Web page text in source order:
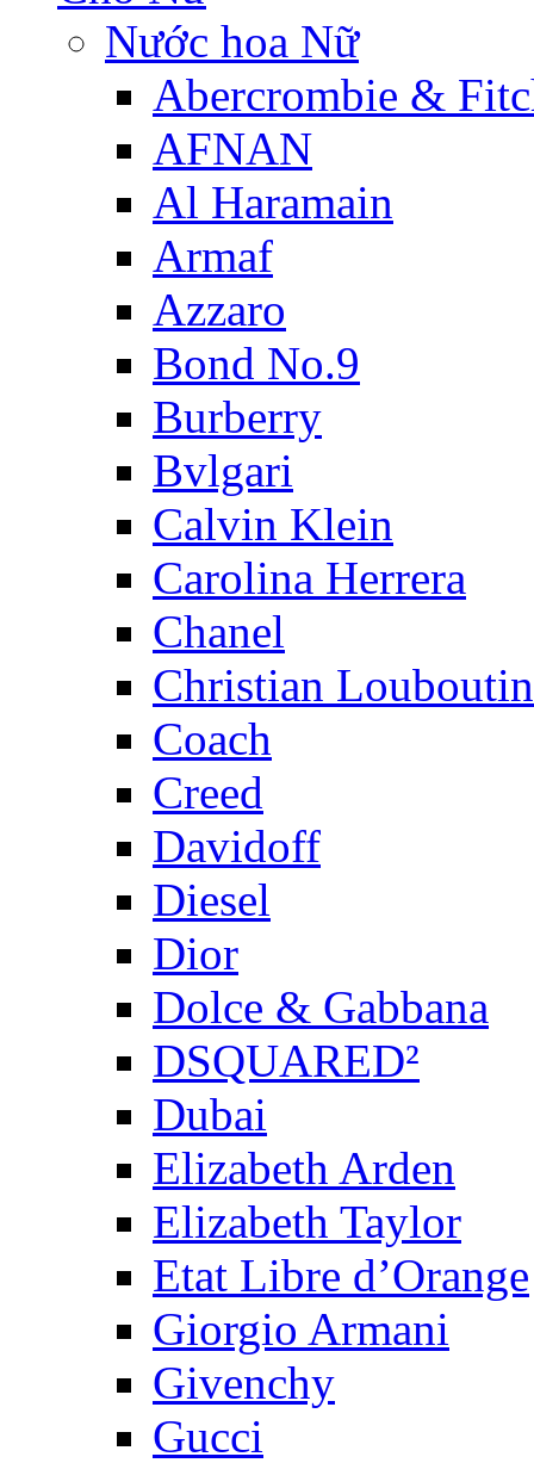
Nước hoa Nữ
Abercrombie &
AFNAN
Al Haramain
Armaf
Azzaro
Bond No.9
Burberry
Bvlgari
Calvin Klein
Carolina Herrera
Chanel
Christian Louboutin
Coach
Creed
Davidoff
Diesel
Dior
Dolce & Gabbana
DSQUARED²
Dubai
Elizabeth Arden
Elizabeth Taylor
Etat Libre d’Orange
Giorgio Armani
Givenchy
Gucci